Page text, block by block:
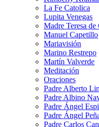
La Fe Catolica
Lupita Venegas
Madre Teresa de
Manuel Capetillo
Mariavisión
Marino Restrepo
Martín Valverde
Meditación
Oraciones
Padre Alberto
Padre Albino
Padre Ángel
Padre Ángel
Padre Carlos